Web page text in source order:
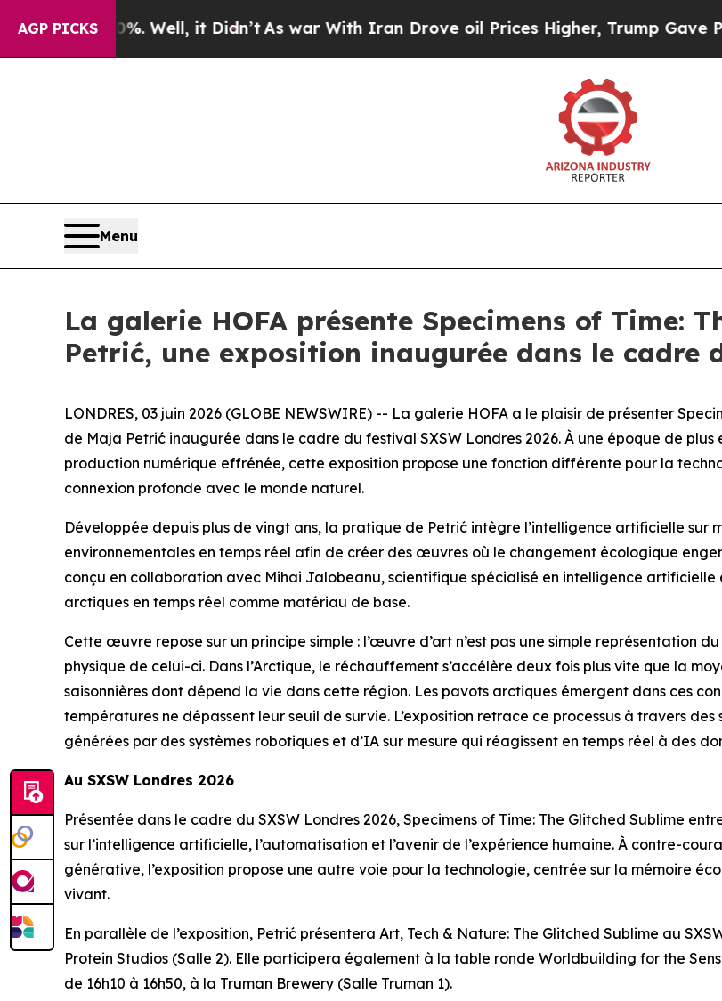
AGP PICKS
40%. Well, it Didn’t As war With Iran Drove oil Prices Higher, Trump Gave
Menu
La galerie HOFA présente Specimens of Time:
Petrić, une exposition inaugurée dans le cadre
LONDRES, 03 juin 2026 (GLOBE NEWSWIRE) -- La galerie HOFA a le plaisir de présenter
de Maja Petrić inaugurée dans le cadre du festival SXSW Londres 2026. À une époque de
production numérique effrénée, cette exposition propose une fonction différente pour la
connexion profonde avec le monde naturel.
Développée depuis plus de vingt ans, la pratique de Petrić intègre l’intelligence artificielle sur
environnementales en temps réel afin de créer des œuvres où le changement écologique
conçu en collaboration avec Mihai Jalobeanu, scientifique spécialisé en intelligence artificielle
arctiques en temps réel comme matériau de base.
Cette œuvre repose sur un principe simple : l’œuvre d’art n’est pas une simple représentation
physique de celui-ci. Dans l’Arctique, le réchauffement s’accélère deux fois plus vite que la
saisonnières dont dépend la vie dans cette région. Les pavots arctiques émergent dans ces
températures ne dépassent leur seuil de survie. L’exposition retrace ce processus à travers
générées par des systèmes robotiques et d’IA sur mesure qui réagissent en temps réel à des
Au SXSW Londres 2026
Présentée dans le cadre du SXSW Londres 2026, Specimens of Time: The Glitched Sublime
sur l’intelligence artificielle, l’automatisation et l’avenir de l’expérience humaine. À contre-
générative, l’exposition propose une autre voie pour la technologie, centrée sur la mémoire
vivant.
En parallèle de l’exposition, Petrić présentera Art, Tech & Nature: The Glitched Sublime au
Protein Studios (Salle 2). Elle participera également à la table ronde Worldbuilding for the
de 16h10 à 16h50, à la Truman Brewery (Salle Truman 1).